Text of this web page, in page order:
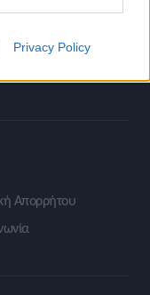
Privacy Policy
Απορρήτου